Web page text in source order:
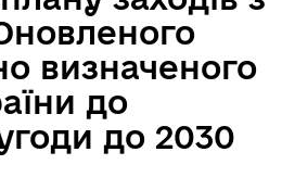
визначеного
до
до 2030